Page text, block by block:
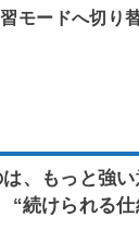
モードへ切り
、もっと強い
“続けられる仕